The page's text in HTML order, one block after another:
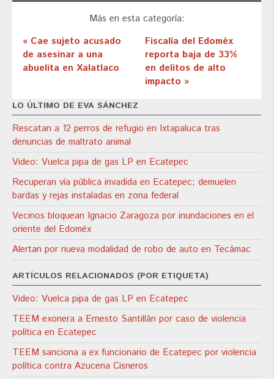
Más en esta categoría:
« Cae sujeto acusado
de asesinar a una
abuelita en Xalatlaco
Fiscalía del Edoméx
reporta baja de 33%
en delitos de alto
impacto »
LO ÚLTIMO DE EVA SÁNCHEZ
Rescatan a 12 perros de refugio en Ixtapaluca tras
denuncias de maltrato animal
Video: Vuelca pipa de gas LP en Ecatepec
Recuperan vía pública invadida en Ecatepec; demuelen
bardas y rejas instaladas en zona federal
Vecinos bloquean Ignacio Zaragoza por inundaciones en el
oriente del Edoméx
Alertan por nueva modalidad de robo de auto en Tecámac
ARTÍCULOS RELACIONADOS (POR ETIQUETA)
Video: Vuelca pipa de gas LP en Ecatepec
TEEM exonera a Ernesto Santillán por caso de violencia
política en Ecatepec
TEEM sanciona a ex funcionario de Ecatepec por violencia
política contra Azucena Cisneros